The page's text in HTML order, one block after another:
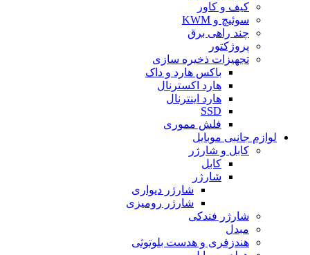
کیف و کاور
سوئیچ و KWM
چند راهی برق
پروژکتور
تجهیزات ذخیره سازی
باکس هارد و داک
هارد اکسترنال
هارد اینترنال
SSD
فلش مموری
لوازم جانبی موبایل
کابل و شارژر
کابل
شارژر
شارژر دیواری
شارژر رومیزی
شارژر فندکی
مبدل
هندزفری و هدست بلوتوثی